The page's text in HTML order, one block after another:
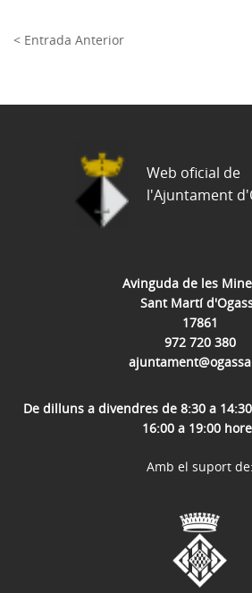
< Entrada Anterior
Avinguda de les
Sant Martí
17861
972 720 380
De dilluns a divendres de 8:30 a
16:00 a 19:00
Web oficial de
l'Ajuntament
Amb el suport de: